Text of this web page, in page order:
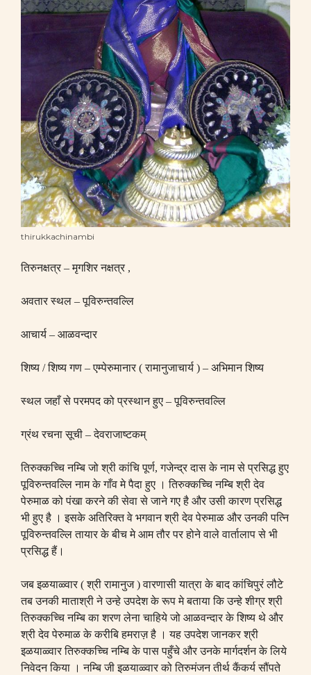
thirukkachinambi
तिरुनक्षत्र –मृगशिर नक्षत्र ,
अवतार स्थल –पूविरुन्तवल्लि
आचार्य – आळवन्दार
शिष्य /शिष्य गण –एम्पेरुमानार (रामानुजाचार्य ) – अभिमान शिष्य
स्थल जहाँ से परमपद को प्रस्थान हुए –पूविरुन्तवल्लि
ग्रंथ रचना सूची –देवराजाष्टकम्
तिरुक्कच्चि नम्बि जो श्री कांचि पूर्ण,गजेन्द्र दास के नाम से प्रसिद्ध हुए
पूविरुन्तवल्लि नाम के गाँव मे पैदा हुए । तिरुक्कच्चि नम्बि श्री देव
पेरुमाळ को पंखा करने की सेवा से जाने गए है और उसी कारण प्रसिद्ध
भी हुए है । इसके अतिरिक्त वे भगवान श्री देव पेरुमाळ और उनकी पत्नि
पूविरुन्तवल्लि तायार के बीच मे आम तौर पर होने वाले वार्तालाप से भी
प्रसिद्ध हैं।
जब इळयाळ्वार (श्री रामानुज) वारणासीयात्रा के बाद कांचिपुरं लौटे
तब उनकी माताश्री ने उन्हे उपदेश के रूप मे बताया कि उन्हे शीग्र श्री
तिरुक्कच्चि नम्बि का शरण लेना चाहिये जो आळवन्दार के शिष्य थे और
श्री देव पेरुमाळ के करीबि हमराज़ है । यह उपदेश जानकर श्री
इळयाळ्वार तिरुक्कच्चि नम्बि के पास पहुँचे और उनके मार्गदर्शन के लिये
निवेदन किया । नम्बि जी इळयाळ्वार को तिरुमंजन तीर्थ कैंकर्य सौंपते